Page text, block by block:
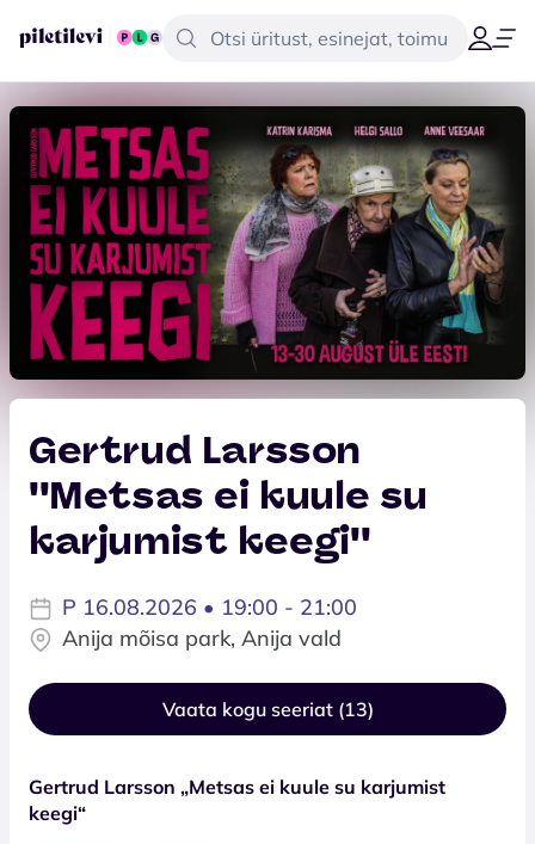
Gertrud Larsson
''Metsas ei kuule su
karjumist keegi''
P 16.08.2026 • 19:00 - 21:00
Anija mõisa park, Anija vald
Vaata kogu seeriat (13)
Gertrud Larsson „Metsas ei kuule su karjumist
keegi“